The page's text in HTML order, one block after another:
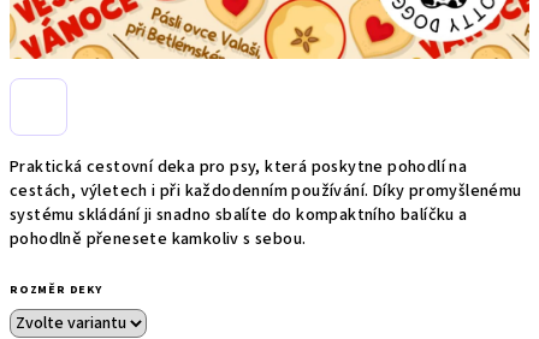
Praktická cestovní deka pro psy, která poskytne pohodlí na
cestách, výletech i při každodenním používání. Díky promyšlenému
systému skládání ji snadno sbalíte do kompaktního balíčku a
pohodlně přenesete kamkoliv s sebou.
ROZMĚR DEKY